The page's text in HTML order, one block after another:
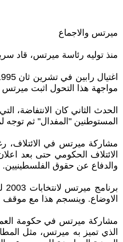
ميرتس والاجماع
منذ توليه رئاسة ميرتس، قاد
مواجهة هذا التحول اثبت
المستوطنين "المفدال" ثم توجه
مشاركة ميرتس في الائتلاف،
والدفاع عن حقوق الفلسطينيين.
الاوضاع. وينسجم هذا مع موقف
مشاركة ميرتس في حكومة
الذي تميز به ميرتس، مثل